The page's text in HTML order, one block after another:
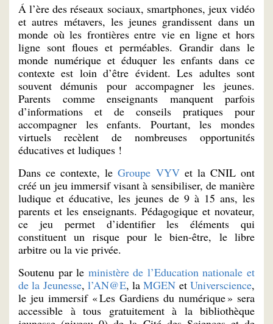
Á l’ère des réseaux sociaux, smartphones, jeux vidéo
et autres métavers, les jeunes grandissent dans un
monde où les frontières entre vie en ligne et hors
ligne sont floues et perméables. Grandir dans le
monde numérique et éduquer les enfants dans ce
contexte est loin d’être évident. Les adultes sont
souvent démunis pour accompagner les jeunes.
Parents comme enseignants manquent parfois
d’informations et de conseils pratiques pour
accompagner les enfants. Pourtant, les mondes
virtuels recèlent de nombreuses opportunités
éducatives et ludiques !
Dans ce contexte, leGroupe VYVet la CNIL ont
créé un jeu immersif visant à sensibiliser, de manière
ludique et éducative, les jeunes de 9 à 15 ans, les
parents et les enseignants. Pédagogique et novateur,
ce jeu permet d’identifier les éléments qui
constituent un risque pour le bien-être, le libre
arbitre ou la vie privée.
Soutenu par le ministère de l’Education nationale et
de la Jeunesse, l’AN@E, laMGEN etUniverscience,
le jeu immersif « Les Gardiens du numérique » sera
accessible à tous gratuitement à la bibliothèque